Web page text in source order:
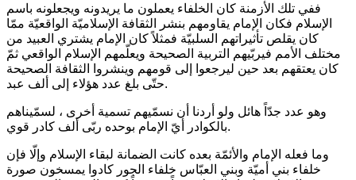
ففي تلك الأزمنة كان الخلفاء يعملون ما يريدونه ويجعلونه باسم
الإسلام فكان الإمام يقاومهم بنشر الثقافة الإسلاميّة الواقعيّة ممّا
كان يقلص تأثيراتهم السلبيّة فمثلاً كان الإمام يشتري العبيد من
مختلف الأمم فيربّيهم التربية الصحيحة ويعلّمهم الإسلام الواقعي ثمّ
كان يعتقهم بعد حين ليرجعوا إلى قومهم وينشروا الثقافة الصحيحة
حتّى بلغ عدد هؤلاء إلى ألف عبد.
وهو عدد جدّاً هائل ولو أردنا أن نسمّيهم تسمية أخرى ، لسمّيناهم
بالكوادر أيّ الإمام بوحده ربّى ألف كادر قوي.
وما فعله الإمام والأئمّة بعده كانت الضمانة لبقاء الإسلام وإلّا فإن
خلفاء بني أميّة وبني العبّاس خلفاء الجور كادوا يمسخون صورة